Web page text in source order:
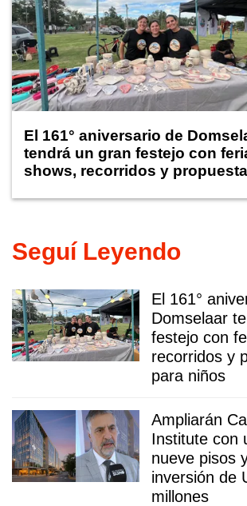
El 161° aniversario de
tendrá un gran festejo con
shows, recorridos y
Seguí Leyendo
El 161°
Domselaar
festejo con
recorridos y
para niños
Ampliarán
Institute con
nueve pisos
inversión de
millones